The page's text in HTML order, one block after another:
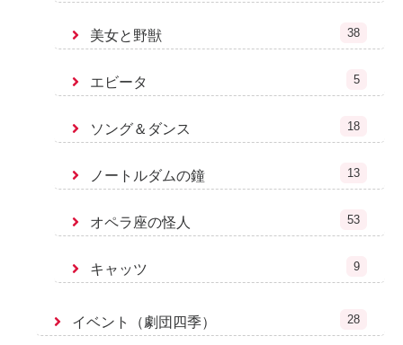
美女と野獣 38
エビータ 5
ソング＆ダンス 18
ノートルダムの鐘 13
オペラ座の怪人 53
キャッツ 9
イベント（劇団四季） 28